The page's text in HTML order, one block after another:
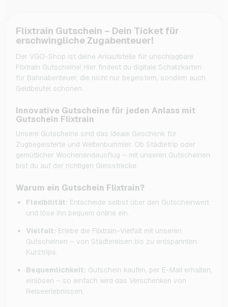
Flixtrain Gutschein – Dein Ticket für
erschwingliche Zugabenteuer!
Der VGO-Shop ist deine Anlaufstelle für unschlagbare
Flixtrain Gutscheine! Hier findest du digitale Schatzkarten
für Bahnabenteuer, die nicht nur begeistern, sondern auch
Geldbeutel schonen.
Innovative Gutscheine für jeden Anlass mit
Gutschein Flixtrain
Unsere Gutscheine sind das ideale Geschenk für
Zugbegeisterte und Weltenbummler. Ob Städtetrip oder
gemütlicher Wochenendausflug – mit unseren Gutscheinen
bist du auf der richtigen Gleisstrecke.
Warum ein Gutschein Flixtrain?
Flexibilität: Entscheide selbst über den Gutscheinwert
und löse ihn bequem online ein.
Vielfalt: Erlebe die Flixtrain-Vielfalt mit unseren
Gutscheinen – von Städtereisen bis zu entspannten
Kurztrips.
Bequemlichkeit: Gutschein kaufen, per E-Mail erhalten,
einlösen – so einfach wird das Verschenken von
Reiseerlebnissen.